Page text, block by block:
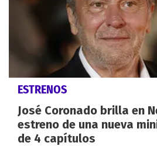
ESTRENOS
José Coronado brilla en
estreno de una nueva
de 4 capítulos